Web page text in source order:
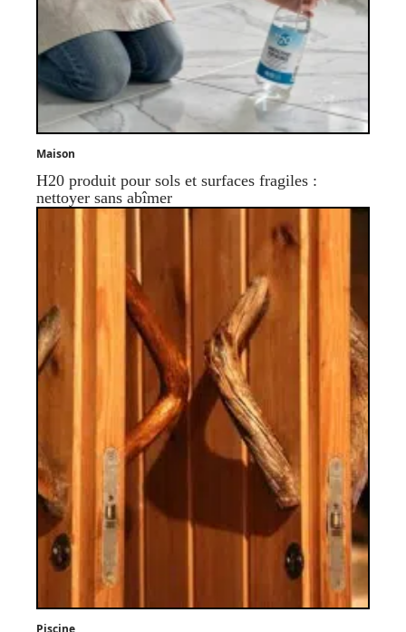
Maison
H20 produit pour sols et surfaces fragiles :
nettoyer sans abîmer
Piscine